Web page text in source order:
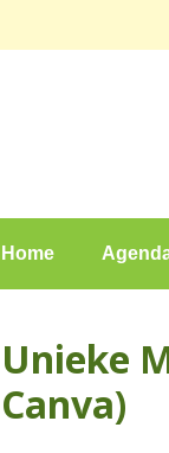
Home
Unieke
Canva)